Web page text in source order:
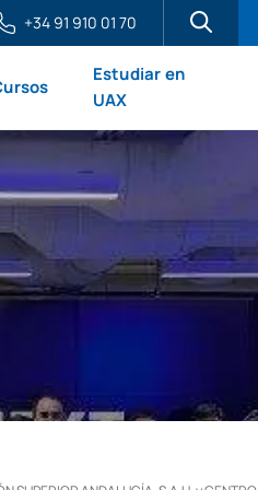
+34 91 910 01 70
Estudiar en
UAX